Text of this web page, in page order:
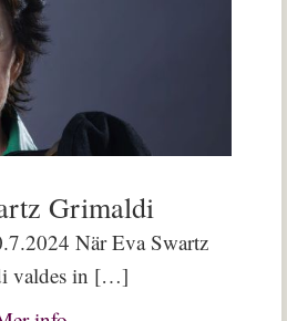
Grimaldi
När Eva Swartz
valdes in […]